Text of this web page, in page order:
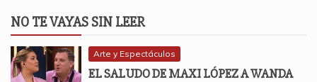
NO TE VAYAS SIN LEER
Arte y Espectáculos
EL SALUDO DE MAXI LÓPEZ A WANDA